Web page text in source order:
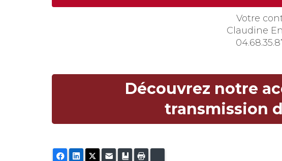
Votre
Claudine
Découvrez notre
transmission
FacebookLinkedInTwitter
E-mail Ajouter aux favoris